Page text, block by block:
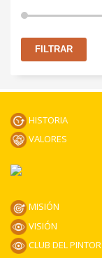
FILTRAR
HISTORIA
VALORES
MISIÓN
VISIÓN
CLUB DEL PINTOR